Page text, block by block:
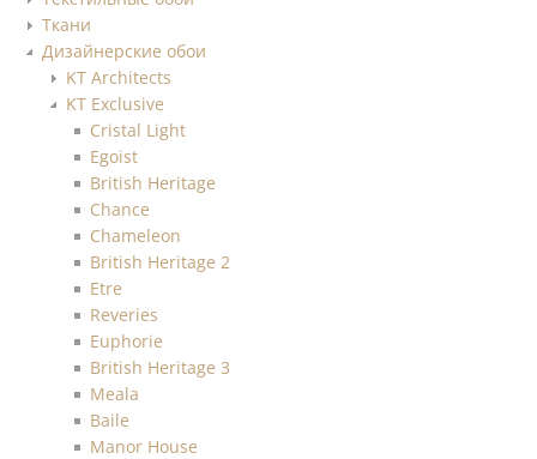
Ткани
Дизайнерские обои
KT Architects
KT Exclusive
Cristal Light
Egoist
British Heritage
Chance
Chameleon
British Heritage 2
Etre
Reveries
Euphorie
British Heritage 3
Meala
Baile
Manor House